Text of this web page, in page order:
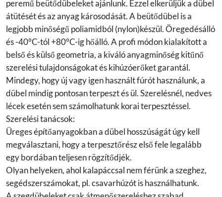
peremű beütődübeleket ajánlunk. Ezzel elkerüljük a dübel
átütését és az anyag károsodását. A beütődübel is a
legjobb minőségű poliamidból (nylon)készül. Öregedésálló
és -40°C-tól +80°C-ig hőálló. A profi módon kialakított a
belső és külső geometria, a kiváló anyagminőség kitűnő
szerelési tulajdonságokat és kihúzóerőket garantál.
Mindegy, hogy új vagy igen használt fúrót használunk, a
dübel mindig pontosan terpeszt és ül. Szerelésnél, nedves
lécek esetén sem számolhatunk korai terpesztéssel.
Szerelési tanácsok:
Üreges építőanyagokban a dübel hosszúságát úgy kell
megválasztani, hogy a terpesztőrész első fele legalább
egy bordában teljesen rögzítődjék.
Olyan helyeken, ahol kalapáccsal nem férünk a szeghez,
segédszerszámokat, pl. csavarhúzót is használhatunk.